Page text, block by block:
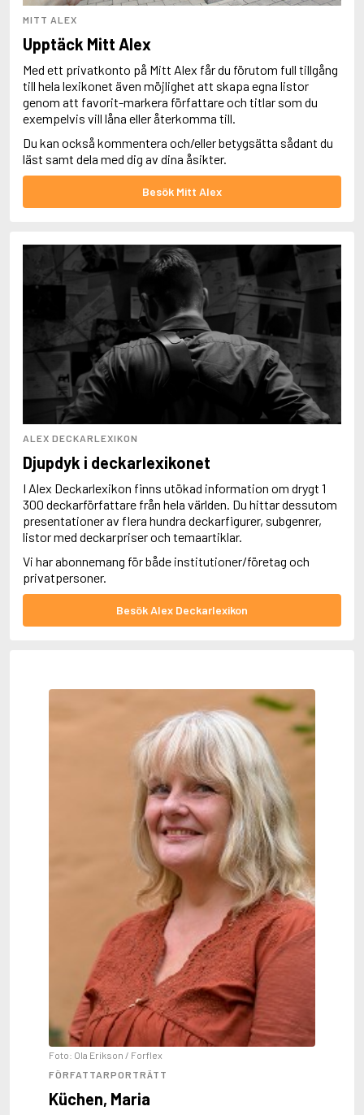
MITT ALEX
Upptäck Mitt Alex
Med ett privatkonto på Mitt Alex får du förutom full tillgång
till hela lexikonet även möjlighet att skapa egna listor
genom att favorit-markera författare och titlar som du
exempelvis vill låna eller återkomma till.
Du kan också kommentera och/eller betygsätta sådant du
läst samt dela med dig av dina åsikter.
Besök Mitt Alex
ALEX DECKARLEXIKON
Djupdyk i deckarlexikonet
I Alex Deckarlexikon finns utökad information om drygt 1
300 deckarförfattare från hela världen. Du hittar dessutom
presentationer av flera hundra deckarfigurer, subgenrer,
listor med deckarpriser och temaartiklar.
Vi har abonnemang för både institutioner/företag och
privatpersoner.
Besök Alex Deckarlexikon
Foto: Ola Erikson / Forflex
FÖRFATTARPORTRÄTT
Küchen, Maria